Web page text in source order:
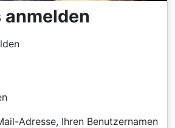
Adresse, Ihren Benutzernamen